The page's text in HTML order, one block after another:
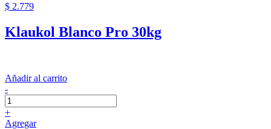
$ 2.779
Klaukol Blanco Pro 30kg
Añadir al carrito
-
+
Agregar